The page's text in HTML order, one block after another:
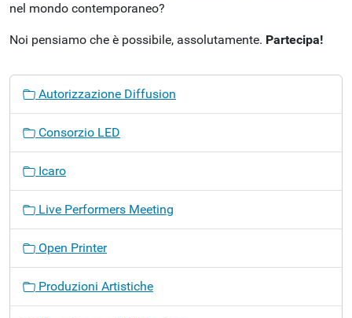
nel mondo contemporaneo?
Noi pensiamo che è possibile, assolutamente. Partecipa!
o
e
Autorizzazione Diffusion
Consorzio LED
Icaro
Live Performers Meeting
Open Printer
Produzioni Artistiche